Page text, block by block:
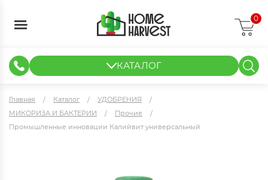
0
КАТАЛОГ
Главная Каталог
УДОБРЕНИЯ
МИКОРИЗА И БАКТЕРИИ
Прочие
Промышленные инновации Калийвит универсальный